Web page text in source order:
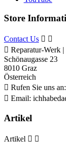
Store
Contact Us  
 Reparatur-Werk
Schönaugasse 23
8010 Graz
Österreich
 Rufen Sie uns an:
 Email:
Artikel
Artikel  